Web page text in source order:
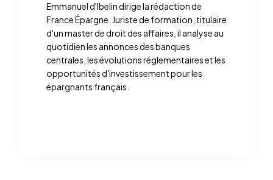
Emmanuel d'Ibelin dirige la rédaction de
France Épargne. Juriste de formation, titulaire
d'un master de droit des affaires, il analyse au
quotidien les annonces des banques
centrales, les évolutions réglementaires et les
opportunités d'investissement pour les
épargnants français.